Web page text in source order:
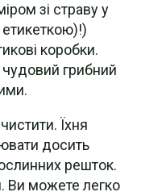
зі страву у
коробки.
грибний
Їхня
досить
решток.
Ви можете легко